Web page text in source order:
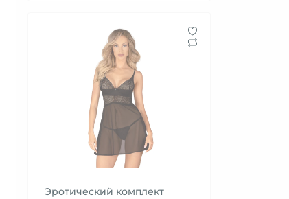
Эротический комплект